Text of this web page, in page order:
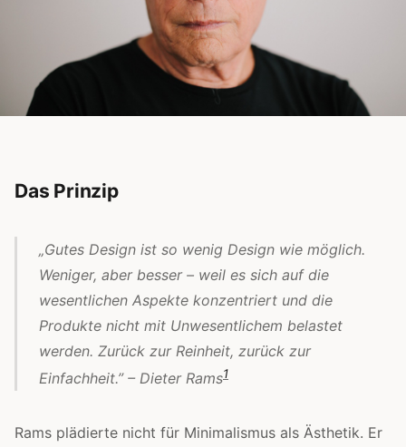
Das Prinzip
„Gutes Design ist so wenig Design wie möglich.
Weniger, aber besser – weil es sich auf die
wesentlichen Aspekte konzentriert und die
Produkte nicht mit Unwesentlichem belastet
werden. Zurück zur Reinheit, zurück zur
Einfachheit.” – Dieter Rams1
Rams plädierte nicht für Minimalismus als Ästhetik. Er